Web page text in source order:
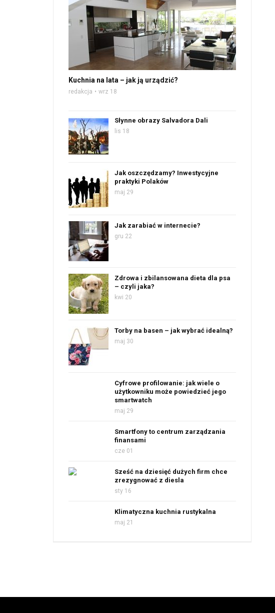
Kuchnia na lata – jak ją urządzić?
redakcja wrz 18
Słynne obrazy Salvadora Dali
lis 18
Jak oszczędzamy? Inwestycyjne
praktyki Polaków
maj 29
Jak zarabiać w internecie?
gru 22
Zdrowa i zbilansowana dieta dla psa
– czyli jaka?
kwi 20
Torby na basen – jak wybrać idealną?
maj 30
Cyfrowe profilowanie: jak wiele o
użytkowniku może powiedzieć jego
smartwatch
maj 29
Smartfony to centrum zarządzania
finansami
cze 01
Sześć na dziesięć dużych firm chce
zrezygnować z diesla
sty 16
Klimatyczna kuchnia rustykalna
maj 21